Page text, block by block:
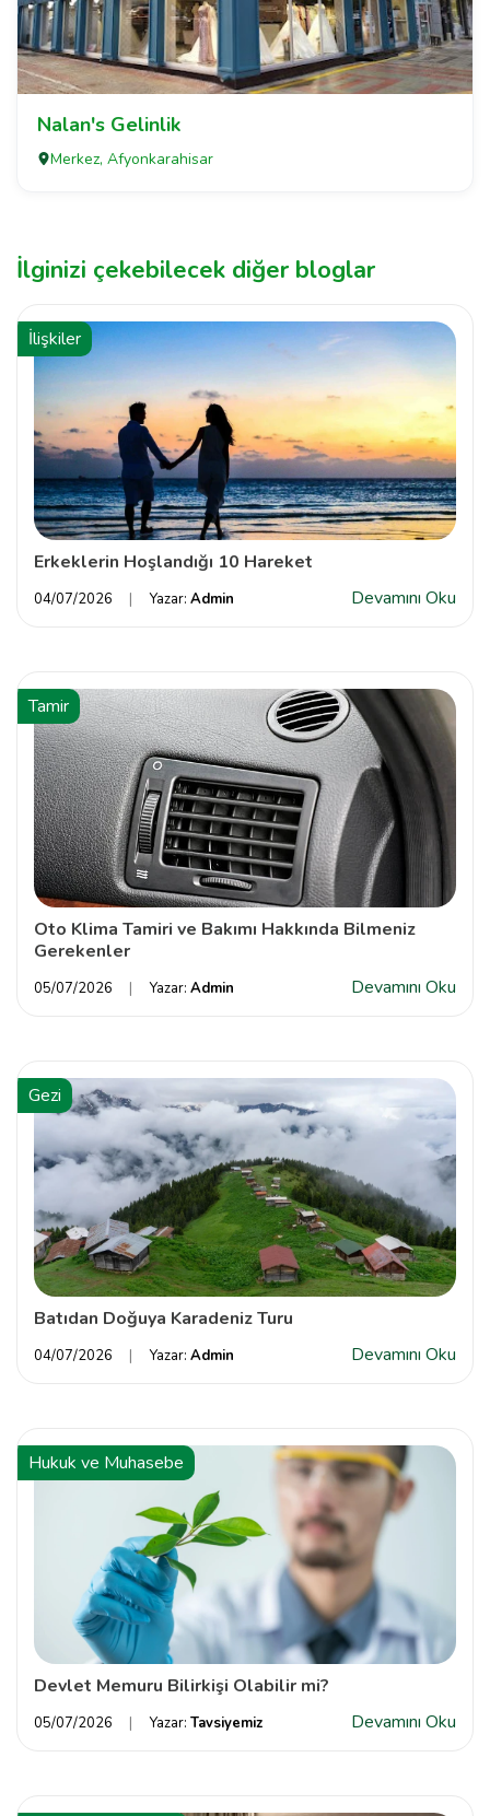
Nalan's Gelinlik
Merkez, Afyonkarahisar
İlginizi çekebilecek diğer bloglar
İlişkiler
Erkeklerin Hoşlandığı 10 Hareket
04/07/2026 Yazar: Admin Devamını Oku
Tamir
Oto Klima Tamiri ve Bakımı Hakkında Bilmeniz
Gerekenler
05/07/2026 Yazar: Admin Devamını Oku
Gezi
Batıdan Doğuya Karadeniz Turu
04/07/2026 Yazar: Admin Devamını Oku
Hukuk ve Muhasebe
Devlet Memuru Bilirkişi Olabilir mi?
05/07/2026 Yazar: Tavsiyemiz Devamını Oku